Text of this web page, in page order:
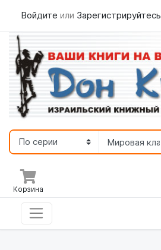
Войдите или Зарегистрируйтесь
Корзина